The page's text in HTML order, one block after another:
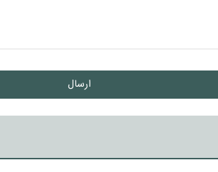
ارسال